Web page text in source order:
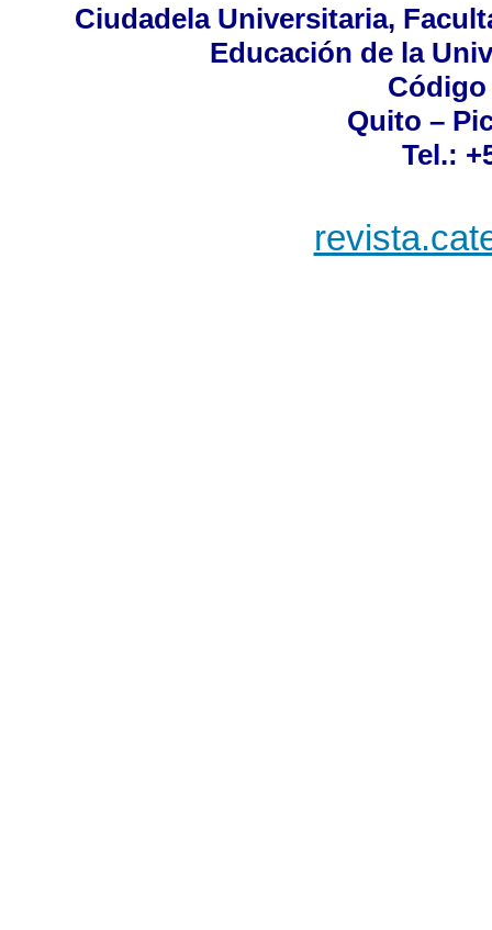
Ciudadela Universitaria,
Educación de la
Quito –
Tel.: